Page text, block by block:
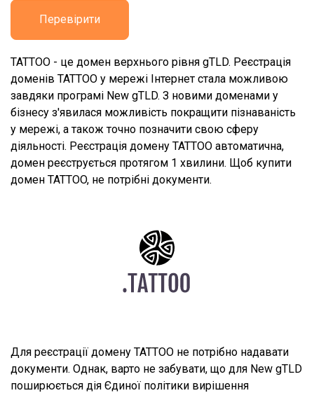
Перевірити
TATTOO - це домен верхнього рівня gTLD. Реєстрація
доменів TATTOO у мережі Інтернет стала можливою
завдяки програмі New gTLD. З новими доменами у
бізнесу з'явилася можливість покращити пізнаваність
у мережі, а також точно позначити свою сферу
діяльності. Реєстрація домену TATTOO автоматична,
домен реєструється протягом 1 хвилини. Щоб купити
домен TATTOO, не потрібні документи.
Для реєстрації домену TATTOO не потрібно надавати
документи. Однак, варто не забувати, що для New gTLD
поширюється дія Єдиної політики вирішення